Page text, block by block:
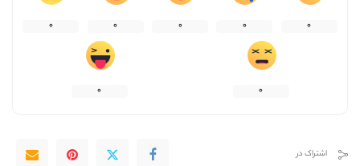
0
0
0
0
0
0
0
اشتراک در